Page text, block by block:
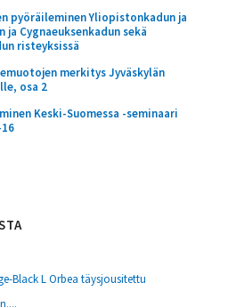
pyöräileminen Yliopistonkadun ja
ja Cygnaeuksenkadun sekä
risteyksissä
merkitys Jyväskylän
osa 2
Keski-Suomessa -seminaari
Black L Orbea täysjousitettu